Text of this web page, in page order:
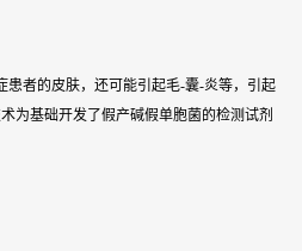
患者的皮肤，还可能引起毛-囊-炎等，引起
为基础开发了假产碱假单胞菌的检测试剂